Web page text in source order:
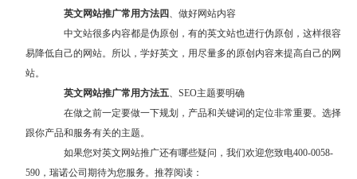
英文网站推广常用方法四 、做好网站内容
中文站很多内容都是伪原创，有的英文站也进行伪原创，这样很容
易降低自己的网站。所以，学好英文，用尽量多的原创内容来提高自己的网
站。
英文网站推广常用方法五 、SEO主题要明确
在做之前一定要做一下规划，产品和关键词的定位非常重要。选择
跟你产品和服务有关的主题。
如果您对英文网站推广还有哪些疑问，我们欢迎您致电400-0058-
590，瑞诺公司期待为您服务。推荐阅读：